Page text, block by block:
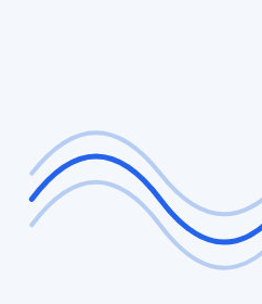
temps libre, une équipe
an, vous avez transformé votre
mise en place + 0 à 30 €/mois.
+ 50 à 150 €/mois.